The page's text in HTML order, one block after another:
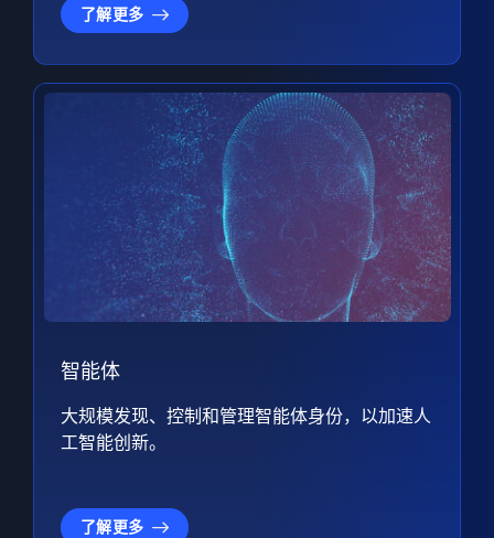
了解更多
智能体
大规模发现、控制和管理智能体身份，以加速人
工智能创新。
了解更多